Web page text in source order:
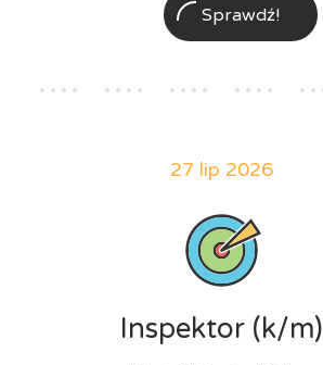
Sprawdź!
27 lip 2026
Inspektor (k/m)